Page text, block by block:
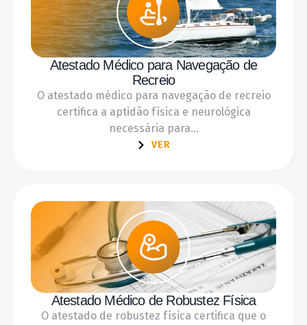
Atestado Médico para Navegação de
Recreio
O atestado médico para navegação de recreio
certifica a aptidão física e neurológica
necessária para...
VER
Atestado Médico de Robustez Física
O atestado de robustez física certifica que o